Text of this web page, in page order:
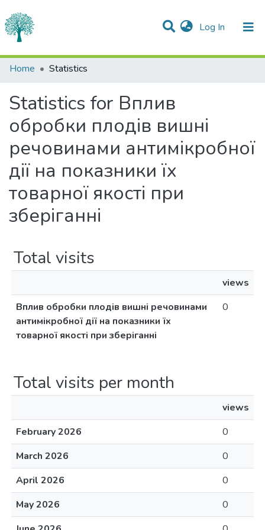
Log In (current)
Communities & Collections
Home Statistics
Statistics for Вплив
обробки плодів вишні
речовинами антимікробної
дії на показники їх
товарної якості при
зберіганні
Total visits
views
Вплив обробки плодів вишні речовинами
антимікробної дії на показники їх
товарної якості при зберіганні
0
Total visits per month
views
February 2026
0
March 2026
0
April 2026
0
May 2026
0